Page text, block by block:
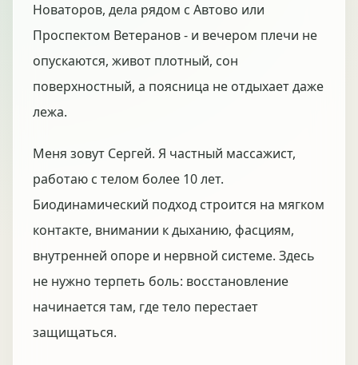
Новаторов, дела рядом с Автово или
Проспектом Ветеранов - и вечером плечи не
опускаются, живот плотный, сон
поверхностный, а поясница не отдыхает даже
лежа.
Меня зовут Сергей. Я частный массажист,
работаю с телом более 10 лет.
Биодинамический подход строится на мягком
контакте, внимании к дыханию, фасциям,
внутренней опоре и нервной системе. Здесь
не нужно терпеть боль: восстановление
начинается там, где тело перестает
защищаться.